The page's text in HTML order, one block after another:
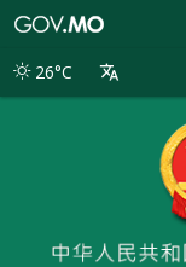
别
26°C